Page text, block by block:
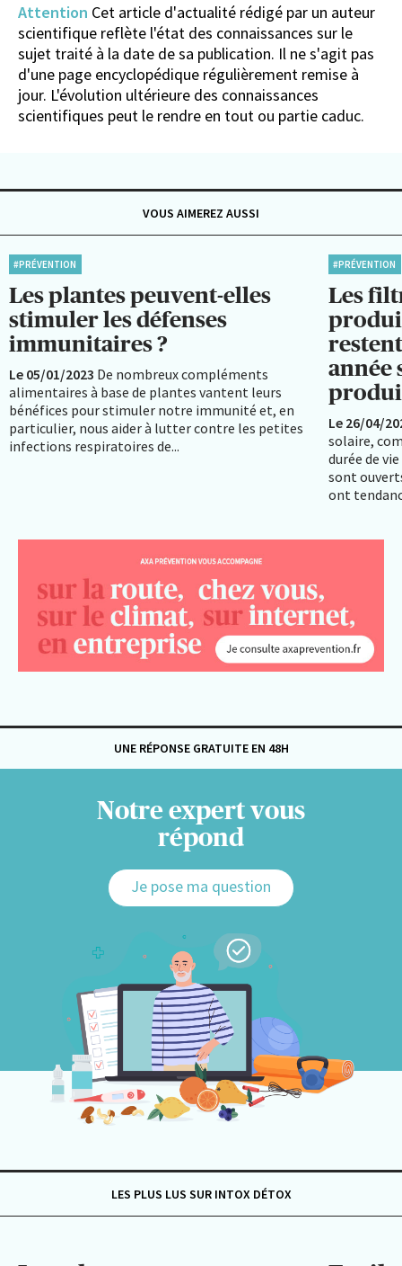
Attention Cet article d'actualité rédigé par un auteur
scientifique reflète l'état des connaissances sur le
sujet traité à la date de sa publication. Il ne s'agit pas
d'une page encyclopédique régulièrement remise à
jour. L'évolution ultérieure des connaissances
scientifiques peut le rendre en tout ou partie caduc.
VOUS AIMEREZ AUSSI
#PRÉVENTION
Les plantes peuvent-elles
stimuler les défenses
immunitaires ?
Le 05/01/2023 De nombreux compléments
alimentaires à base de plantes vantent leurs
bénéfices pour stimuler notre immunité et, en
particulier, nous aider à lutter contre les petites
infections respiratoires de...
#PRÉVENTION
Les
année
Le 26/04/
solaire,
durée de
sont
ont
UNE RÉPONSE GRATUITE EN 48H
Notre expert vous
répond
Je pose ma question
LES PLUS LUS SUR INTOX DÉTOX